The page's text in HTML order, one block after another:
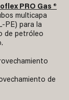
PRO Gas ®
multicapa
PE) para la
de petróleo
de